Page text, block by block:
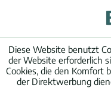
Diese Website benutzt
der Website erforderlich
Cookies, die den Komfort
der Direktwerbung